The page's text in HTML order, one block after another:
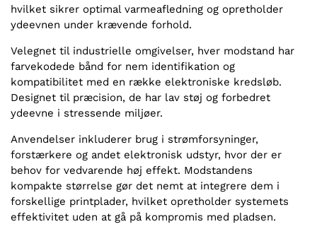
hvilket sikrer optimal varmeafledning og opretholder
ydeevnen under krævende forhold.
Velegnet til industrielle omgivelser, hver modstand har
farvekodede bånd for nem identifikation og
kompatibilitet med en række elektroniske kredsløb.
Designet til præcision, de har lav støj og forbedret
ydeevne i stressende miljøer.
Anvendelser inkluderer brug i strømforsyninger,
forstærkere og andet elektronisk udstyr, hvor der er
behov for vedvarende høj effekt. Modstandens
kompakte størrelse gør det nemt at integrere dem i
forskellige printplader, hvilket opretholder systemets
effektivitet uden at gå på kompromis med pladsen.